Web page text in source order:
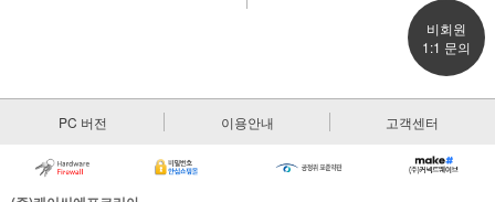
비회원
1:1 문의
PC 버전 이용안내 고객센터